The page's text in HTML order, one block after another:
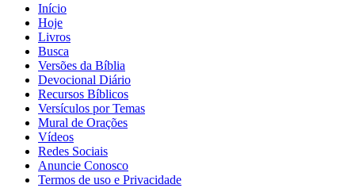
Início
Hoje
Livros
Busca
Versões da Bíblia
Devocional Diário
Recursos Bíblicos
Versículos por Temas
Mural de Orações
Vídeos
Redes Sociais
Anuncie Conosco
Termos de uso e Privacidade